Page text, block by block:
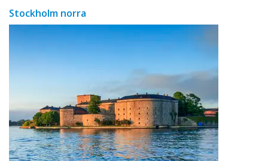
Stockholm norra